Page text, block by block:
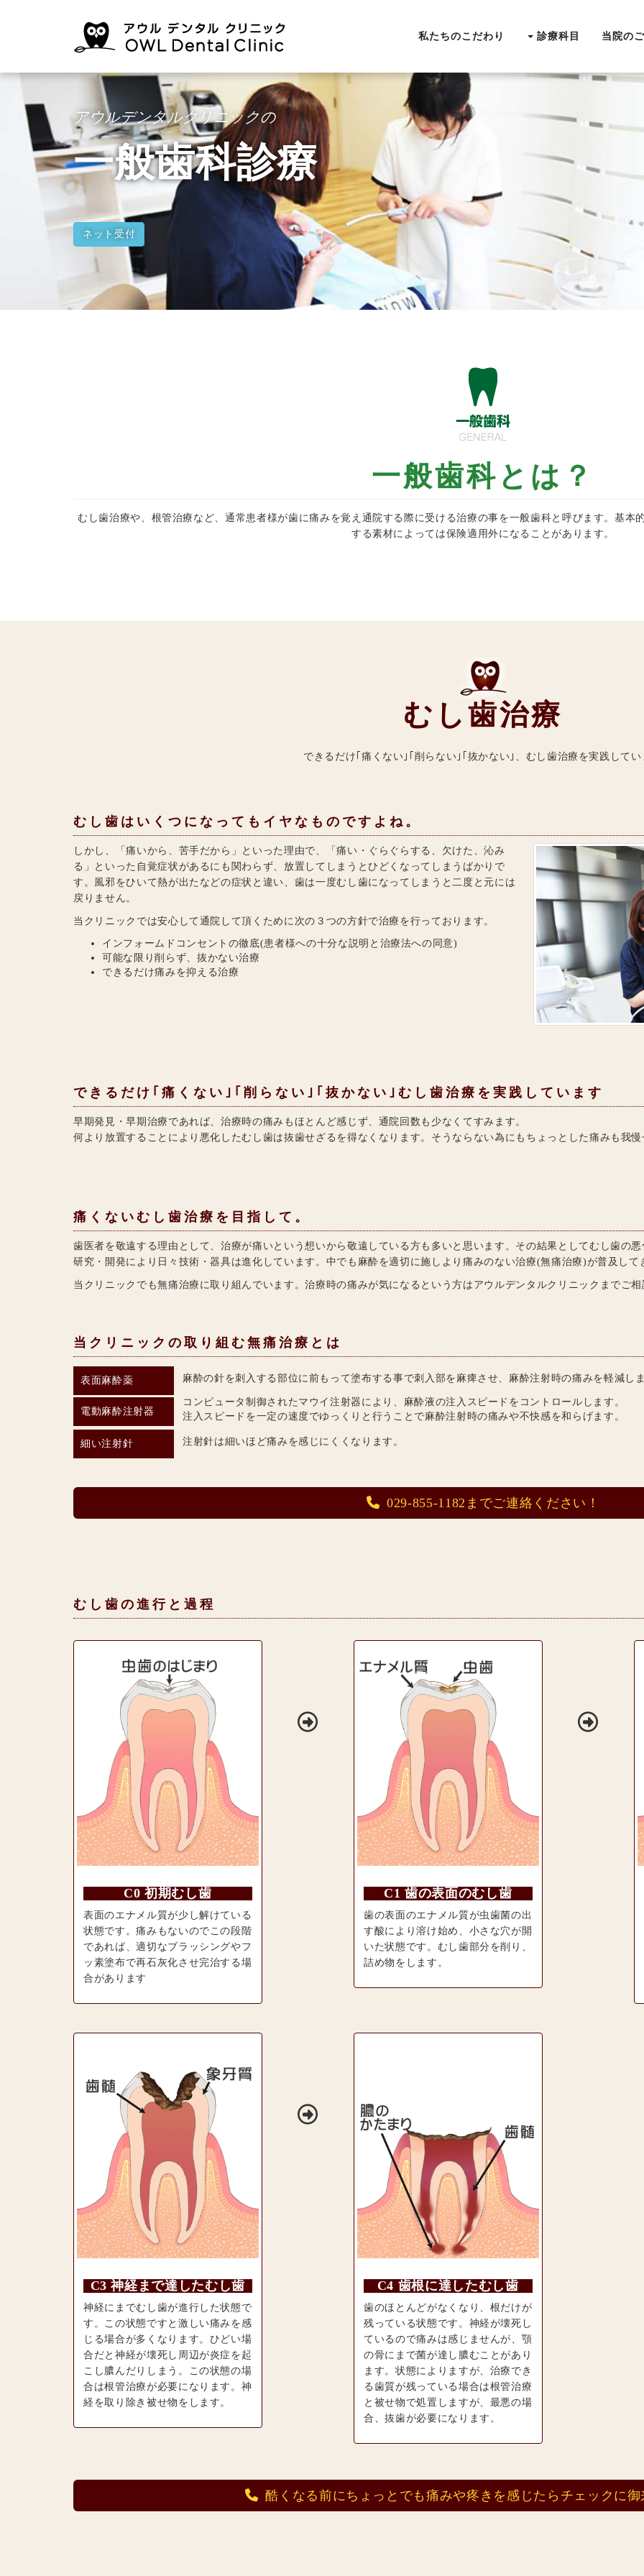
私たちのこだわり 診療科目 当院の
アウルデンタルクリニックの
一般歯科診療
ネット受付
一般歯科とは？
むし歯治療や、根管治療など、通常患者様が歯に痛みを覚え通院する際に受ける治療の事を一般歯科と呼びます。基本
する素材によっては保険適用外になることがあります。
むし歯治療
できるだけ｢痛くない｣｢削らない｣｢抜かない｣、むし歯治療を実践してい
むし歯はいくつになってもイヤなものですよね。
しかし、「痛いから、苦手だから」といった理由で、「痛い・ぐらぐらする、欠けた、沁み
る」といった自覚症状があるにも関わらず、放置してしまうとひどくなってしまうばかりで
す。風邪をひいて熱が出たなどの症状と違い、歯は一度むし歯になってしまうと二度と元には
戻りません。
当クリニックでは安心して通院して頂くために次の３つの方針で治療を行っております。
インフォームドコンセントの徹底(患者様への十分な説明と治療法への同意)
可能な限り削らず、抜かない治療
できるだけ痛みを抑える治療
できるだけ｢痛くない｣｢削らない｣｢抜かない｣むし歯治療を実践しています
早期発見・早期治療であれば、治療時の痛みもほとんど感じず、通院回数も少なくてすみます。
何より放置することにより悪化したむし歯は抜歯せざるを得なくなります。そうならない為にもちょっとした痛みも我
痛くないむし歯治療を目指して。
歯医者を敬遠する理由として、治療が痛いという想いから敬遠している方も多いと思います。その結果としてむし歯の
研究・開発により日々技術・器具は進化しています。中でも麻酔を適切に施しより痛みのない治療(無痛治療)が普及して
当クリニックでも無痛治療に取り組んでいます。治療時の痛みが気になるという方はアウルデンタルクリニックまでご
当クリニックの取り組む無痛治療とは
表面麻酔薬 麻酔の針を刺入する部位に前もって塗布する事で刺入部を麻痺させ、麻酔注射時の痛みを軽減し
電動麻酔注射器
コンピュータ制御されたマウイ注射器により、麻酔液の注入スピードをコントロールします。
注入スピードを一定の速度でゆっくりと行うことで麻酔注射時の痛みや不快感を和らげます。
細い注射針 注射針は細いほど痛みを感じにくくなります。
029-855-1182までご連絡ください！
むし歯の進行と過程
C0 初期むし歯
表面のエナメル質が少し解けている
状態です。痛みもないのでこの段階
であれば、適切なブラッシングやフ
ッ素塗布で再石灰化させ完治する場
合があります
C1 歯の表面のむし歯
歯の表面のエナメル質が虫歯菌の出
す酸により溶け始め、小さな穴が開
いた状態です。むし歯部分を削り、
詰め物をします。
C3 神経まで達したむし歯
神経にまでむし歯が進行した状態で
す。この状態ですと激しい痛みを感
じる場合が多くなります。ひどい場
合だと神経が壊死し周辺が炎症を起
こし膿んだりしまう。この状態の場
合は根管治療が必要になります。神
経を取り除き被せ物をします。
C4 歯根に達したむし歯
歯のほとんどがなくなり、根だけが
残っている状態です。神経が壊死し
ているので痛みは感じませんが、顎
の骨にまで菌が達し膿むことがあり
ます。状態によりますが、治療でき
る歯質が残っている場合は根管治療
と被せ物で処置しますが、最悪の場
合、抜歯が必要になります。
酷くなる前にちょっとでも痛みや疼きを感じたらチェックに